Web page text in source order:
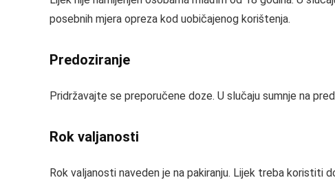
posebnih mjera opreza kod uobičajenog korištenja.
Predoziranje
Pridržavajte se preporučene doze. U slučaju sumnje na
Rok valjanosti
Rok valjanosti naveden je na pakiranju. Lijek treba koristiti